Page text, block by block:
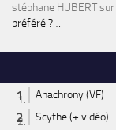
stéphane HUBERTsur
préféré ?…
Anachrony (VF)
Scythe (+ vidéo)